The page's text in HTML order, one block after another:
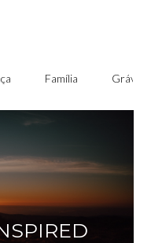
Família Grávida